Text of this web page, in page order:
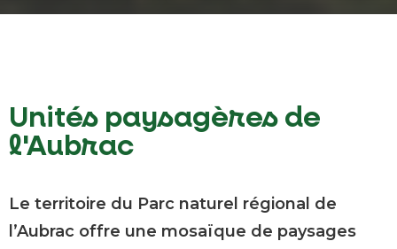
Unités paysagères de
l'Aubrac
Le territoire du Parc naturel régional de
l’Aubrac offre une mosaïque de paysages